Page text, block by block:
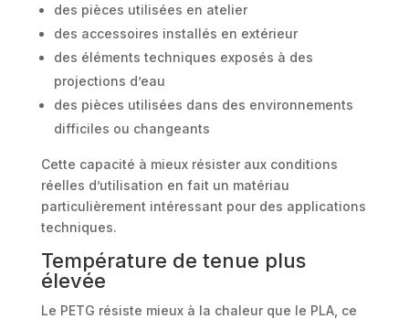
des pièces utilisées en atelier
des accessoires installés en extérieur
des éléments techniques exposés à des
projections d’eau
des pièces utilisées dans des environnements
difficiles ou changeants
Cette capacité à mieux résister aux conditions
réelles d’utilisation en fait un matériau
particulièrement intéressant pour des applications
techniques.
Température de tenue plus
élevée
Le PETG résiste mieux à la chaleur que le PLA, ce